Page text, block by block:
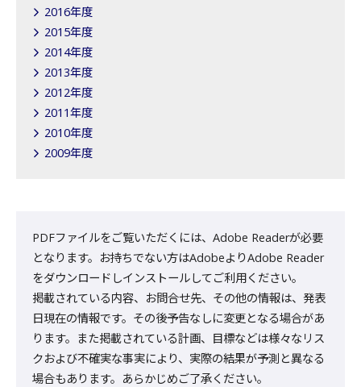
2016年度
2015年度
2014年度
2013年度
2012年度
2011年度
2010年度
2009年度
PDFファイルをご覧いただくには、Adobe Readerが必要
となります。お持ちでない方はAdobeよりAdobe Reader
をダウンロードしインストールしてご利用ください。
掲載されている内容、お問合せ先、その他の情報は、発表
日現在の情報です。その後予告なしに変更となる場合があ
ります。また掲載されている計画、目標などは様々なリス
クおよび不確実な事実により、実際の結果が予測と異なる
場合もあります。あらかじめご了承ください。